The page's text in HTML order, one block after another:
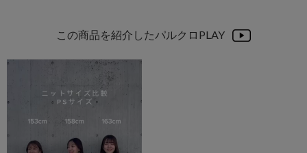
この商品を紹介したパルクロPLAY